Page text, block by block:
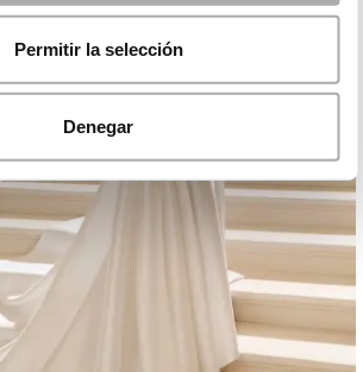
Permitir la selección
Denegar